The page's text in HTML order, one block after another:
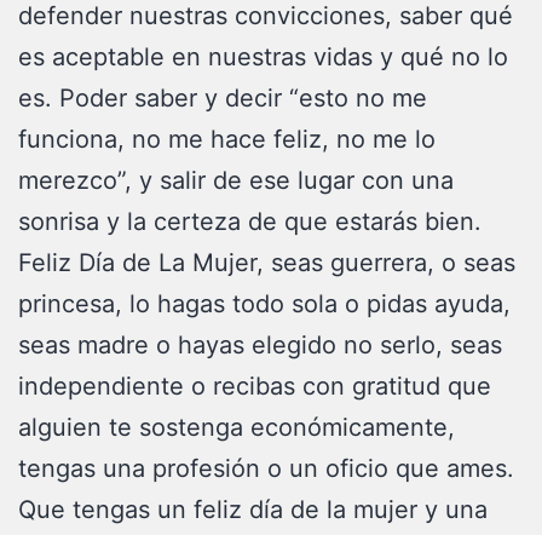
defender nuestras convicciones, saber qué
es aceptable en nuestras vidas y qué no lo
es. Poder saber y decir “esto no me
funciona, no me hace feliz, no me lo
merezco”, y salir de ese lugar con una
sonrisa y la certeza de que estarás bien.
Feliz Día de La Mujer, seas guerrera, o seas
princesa, lo hagas todo sola o pidas ayuda,
seas madre o hayas elegido no serlo, seas
independiente o recibas con gratitud que
alguien te sostenga económicamente,
tengas una profesión o un oficio que ames.
Que tengas un feliz día de la mujer y una